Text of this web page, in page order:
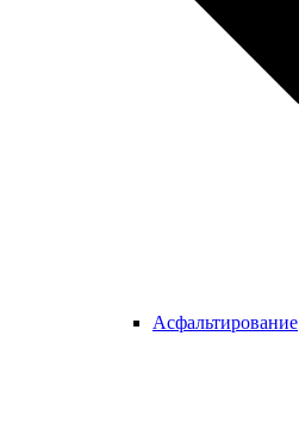
Асфальтирование